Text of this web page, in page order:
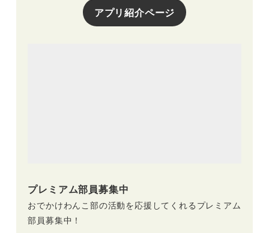
アプリ紹介ページ
プレミアム部員募集中
おでかけわんこ部の活動を応援してくれるプレミアム
部員募集中！